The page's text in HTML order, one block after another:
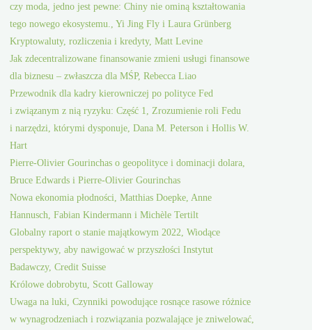
czy moda, jedno jest pewne: Chiny nie ominą kształtowania
tego nowego ekosystemu., Yi Jing Fly i Laura Grünberg
Kryptowaluty, rozliczenia i kredyty, Matt Levine
Jak zdecentralizowane finansowanie zmieni usługi finansowe
dla biznesu – zwłaszcza dla MŚP, Rebecca Liao
Przewodnik dla kadry kierowniczej po polityce Fed
i związanym z nią ryzyku: Część 1, Zrozumienie roli Fedu
i narzędzi, którymi dysponuje, Dana M. Peterson i Hollis W.
Hart
Pierre-Olivier Gourinchas o geopolityce i dominacji dolara,
Bruce Edwards i Pierre-Olivier Gourinchas
Nowa ekonomia płodności, Matthias Doepke, Anne
Hannusch, Fabian Kindermann i Michèle Tertilt
Globalny raport o stanie majątkowym 2022, Wiodące
perspektywy, aby nawigować w przyszłości Instytut
Badawczy, Credit Suisse
Królowe dobrobytu, Scott Galloway
Uwaga na luki, Czynniki powodujące rosnące rasowe różnice
w wynagrodzeniach i rozwiązania pozwalające je zniwelować,